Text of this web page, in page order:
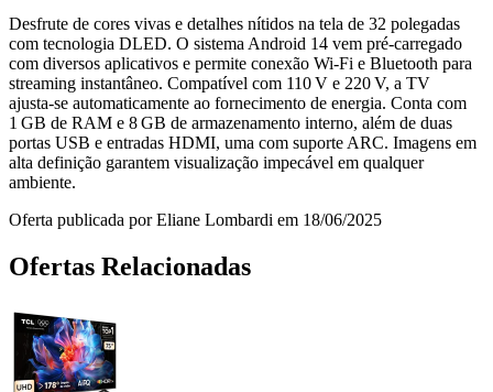
Desfrute de cores vivas e detalhes nítidos na tela de 32 polegadas
com tecnologia DLED. O sistema Android 14 vem pré‑carregado
com diversos aplicativos e permite conexão Wi‑Fi e Bluetooth para
streaming instantâneo. Compatível com 110 V e 220 V, a TV
ajusta‑se automaticamente ao fornecimento de energia. Conta com
1 GB de RAM e 8 GB de armazenamento interno, além de duas
portas USB e entradas HDMI, uma com suporte ARC. Imagens em
alta definição garantem visualização impecável em qualquer
ambiente.
Oferta publicada por Eliane Lombardi em 18/06/2025
Ofertas Relacionadas